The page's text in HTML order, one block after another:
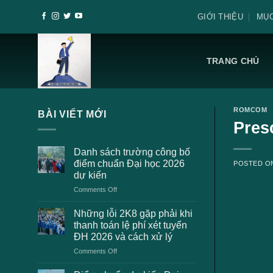
GIỚI THIỆU
TRANG CHỦ
BÀI VIẾT MỚI
Danh sách trường công bố
điểm chuẩn Đại học 2026
dự kiến
Comments Offon
sách
trường
công
bố
điểm
Đại
Những lỗi 2K8 gặp phải khi
thanh toán lệ phí xét tuyển
ĐH 2026 và cách xử lý
Comments Offon
lỗi
ROMCOM
POSTED